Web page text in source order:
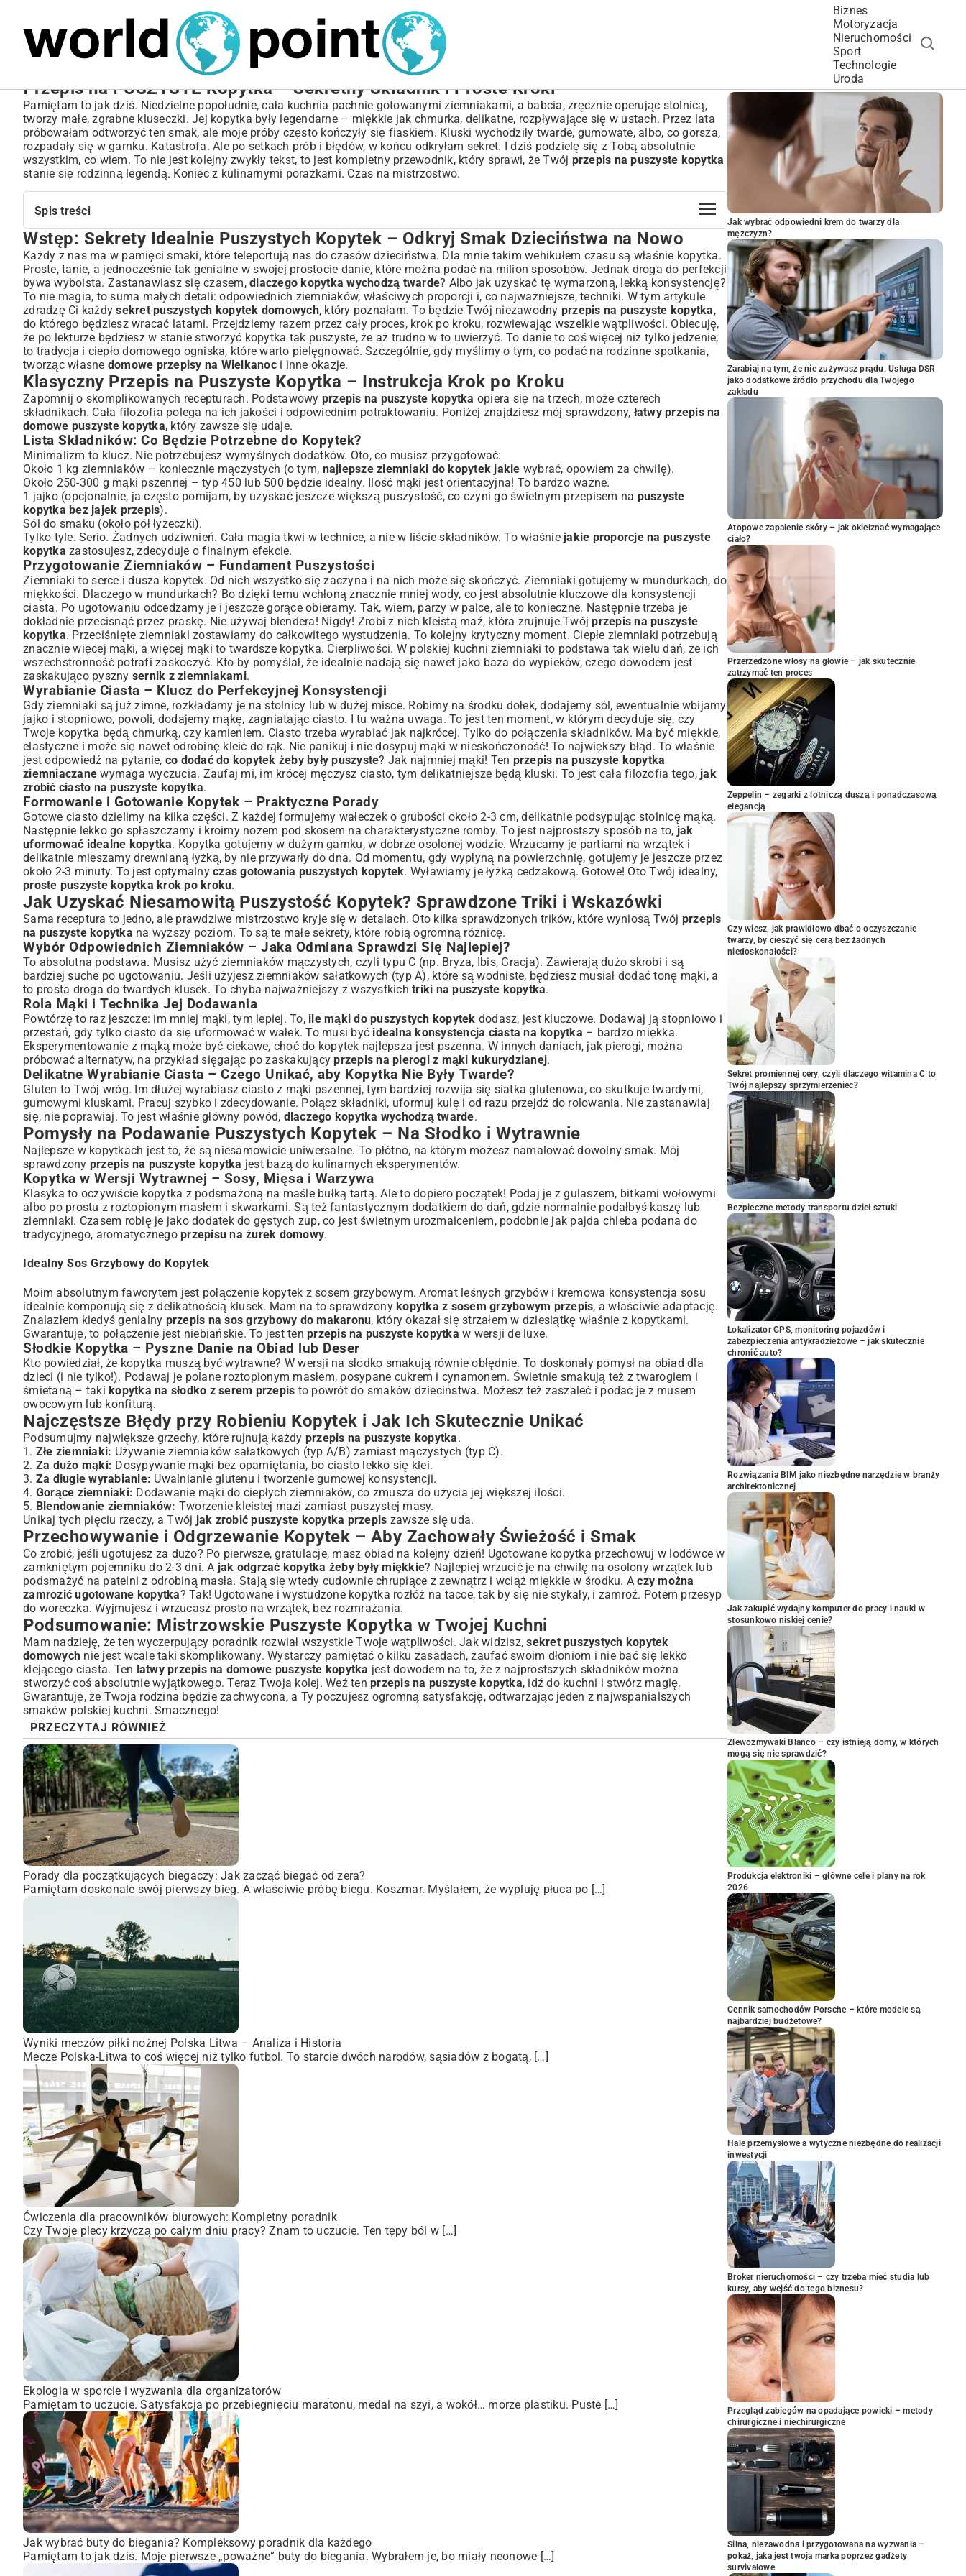
Biznes
Motoryzacja
Nieruchomości
Sport
Technologie
Uroda
Przepis na PUSZYSTE Kopytka – Sekretny Składnik i Proste Kroki
Pamiętam to jak dziś. Niedzielne popołudnie, cała kuchnia pachnie gotowanymi ziemniakami, a babcia, zręcznie operując stolnicą,
tworzy małe, zgrabne kluseczki. Jej kopytka były legendarne – miękkie jak chmurka, delikatne, rozpływające się w ustach. Przez lata
próbowałam odtworzyć ten smak, ale moje próby często kończyły się fiaskiem. Kluski wychodziły twarde, gumowate, albo, co gorsza,
rozpadały się w garnku. Katastrofa. Ale po setkach prób i błędów, w końcu odkryłam sekret. I dziś podzielę się z Tobą absolutnie
wszystkim, co wiem. To nie jest kolejny zwykły tekst, to jest kompletny przewodnik, który sprawi, że Twój przepis na puszyste kopytka
stanie się rodzinną legendą. Koniec z kulinarnymi porażkami. Czas na mistrzostwo.
Spis treści
Wstęp: Sekrety Idealnie Puszystych Kopytek – Odkryj Smak Dzieciństwa na Nowo
Klasyczny Przepis na Puszyste Kopytka – Instrukcja Krok po Kroku
Lista Składników: Co Będzie Potrzebne do Kopytek?
Przygotowanie Ziemniaków – Fundament Puszystości
Wyrabianie Ciasta – Klucz do Perfekcyjnej Konsystencji
Formowanie i Gotowanie Kopytek – Praktyczne Porady
Jak Uzyskać Niesamowitą Puszystość Kopytek? Sprawdzone Triki i Wskazówki
Wybór Odpowiednich Ziemniaków – Jaka Odmiana Sprawdzi Się Najlepiej?
Rola Mąki i Technika Jej Dodawania
Delikatne Wyrabianie Ciasta – Czego Unikać, aby Kopytka Nie Były Twarde?
Pomysły na Podawanie Puszystych Kopytek – Na Słodko i Wytrawnie
Kopytka w Wersji Wytrawnej – Sosy, Mięsa i Warzywa
Słodkie Kopytka – Pyszne Danie na Obiad lub Deser
Najczęstsze Błędy przy Robieniu Kopytek i Jak Ich Skutecznie Unikać
Przechowywanie i Odgrzewanie Kopytek – Aby Zachowały Świeżość i Smak
Podsumowanie: Mistrzowskie Puszyste Kopytka w Twojej Kuchni
Wstęp: Sekrety Idealnie Puszystych Kopytek – Odkryj Smak Dzieciństwa na Nowo
Każdy z nas ma w pamięci smaki, które teleportują nas do czasów dzieciństwa. Dla mnie takim wehikułem czasu są właśnie kopytka.
Proste, tanie, a jednocześnie tak genialne w swojej prostocie danie, które można podać na milion sposobów. Jednak droga do perfekcji
bywa wyboista. Zastanawiasz się czasem, dlaczego kopytka wychodzą twarde? Albo jak uzyskać tę wymarzoną, lekką konsystencję?
To nie magia, to suma małych detali: odpowiednich ziemniaków, właściwych proporcji i, co najważniejsze, techniki. W tym artykule
zdradzę Ci każdysekret puszystych kopytek domowych, który poznałam. To będzie Twój niezawodny przepis na puszyste kopytka,
do którego będziesz wracać latami. Przejdziemy razem przez cały proces, krok po kroku, rozwiewając wszelkie wątpliwości. Obiecuję,
że po lekturze będziesz w stanie stworzyć kopytka tak puszyste, że aż trudno w to uwierzyć. To danie to coś więcej niż tylko jedzenie;
to tradycja i ciepło domowego ogniska, które warto pielęgnować. Szczególnie, gdy myślimy o tym, co podać na rodzinne spotkania,
tworząc własne domowe przepisy na Wielkanoci inne okazje.
Klasyczny Przepis na Puszyste Kopytka – Instrukcja Krok po Kroku
Zapomnij o skomplikowanych recepturach. Podstawowy przepis na puszyste kopytka opiera się na trzech, może czterech
składnikach. Cała filozofia polega na ich jakości i odpowiednim potraktowaniu. Poniżej znajdziesz mój sprawdzony, łatwy przepis na
domowe puszyste kopytka, który zawsze się udaje.
Lista Składników: Co Będzie Potrzebne do Kopytek?
Minimalizm to klucz. Nie potrzebujesz wymyślnych dodatków. Oto, co musisz przygotować:
Około 1 kg ziemniaków – koniecznie mączystych (o tym, najlepsze ziemniaki do kopytek jakie wybrać, opowiem za chwilę).
Około 250-300 g mąki pszennej – typ 450 lub 500 będzie idealny. Ilość mąki jest orientacyjna! To bardzo ważne.
1 jajko (opcjonalnie, ja często pomijam, by uzyskać jeszcze większą puszystość, co czyni go świetnym przepisem na puszyste
kopytka bez jajek przepis).
Sól do smaku (około pół łyżeczki).
Tylko tyle. Serio. Żadnych udziwnień. Cała magia tkwi w technice, a nie w liście składników. To właśnie jakie proporcje na puszyste
kopytka zastosujesz, zdecyduje o finalnym efekcie.
Przygotowanie Ziemniaków – Fundament Puszystości
Ziemniaki to serce i dusza kopytek. Od nich wszystko się zaczyna i na nich może się skończyć. Ziemniaki gotujemy w mundurkach, do
miękkości. Dlaczego w mundurkach? Bo dzięki temu wchłoną znacznie mniej wody, co jest absolutnie kluczowe dla konsystencji
ciasta. Po ugotowaniu odcedzamy je i jeszcze gorące obieramy. Tak, wiem, parzy w palce, ale to konieczne. Następnie trzeba je
dokładnie przecisnąć przez praskę. Nie używaj blendera! Nigdy! Zrobi z nich kleistą maź, która zrujnuje Twójprzepis na puszyste
kopytka. Przeciśnięte ziemniaki zostawiamy do całkowitego wystudzenia. To kolejny krytyczny moment. Ciepłe ziemniaki potrzebują
znacznie więcej mąki, a więcej mąki to twardsze kopytka. Cierpliwości. W polskiej kuchni ziemniaki to podstawa tak wielu dań, że ich
wszechstronność potrafi zaskoczyć. Kto by pomyślał, że idealnie nadają się nawet jako baza do wypieków, czego dowodem jest
zaskakująco pyszny sernik z ziemniakami.
Wyrabianie Ciasta – Klucz do Perfekcyjnej Konsystencji
Gdy ziemniaki są już zimne, rozkładamy je na stolnicy lub w dużej misce. Robimy na środku dołek, dodajemy sól, ewentualnie wbijamy
jajko i stopniowo, powoli, dodajemy mąkę, zagniatając ciasto. I tu ważna uwaga. To jest ten moment, w którym decyduje się, czy
Twoje kopytka będą chmurką, czy kamieniem. Ciasto trzeba wyrabiać jak najkrócej. Tylko do połączenia składników. Ma być miękkie,
elastyczne i może się nawet odrobinę kleić do rąk. Nie panikuj i nie dosypuj mąki w nieskończoność! To największy błąd. To właśnie
jest odpowiedź na pytanie, co dodać do kopytek żeby były puszyste? Jak najmniej mąki! Ten przepis na puszyste kopytka
ziemniaczane wymaga wyczucia. Zaufaj mi, im krócej męczysz ciasto, tym delikatniejsze będą kluski. To jest cała filozofia tego, jak
zrobić ciasto na puszyste kopytka.
Formowanie i Gotowanie Kopytek – Praktyczne Porady
Gotowe ciasto dzielimy na kilka części. Z każdej formujemy wałeczek o grubości około 2-3 cm, delikatnie podsypując stolnicę mąką.
Następnie lekko go spłaszczamy i kroimy nożem pod skosem na charakterystyczne romby. To jest najprostszy sposób na to, jak
uformować idealne kopytka. Kopytka gotujemy w dużym garnku, w dobrze osolonej wodzie. Wrzucamy je partiami na wrzątek i
delikatnie mieszamy drewnianą łyżką, by nie przywarły do dna. Od momentu, gdy wypłyną na powierzchnię, gotujemy je jeszcze przez
około 2-3 minuty. To jest optymalny czas gotowania puszystych kopytek. Wyławiamy je łyżką cedzakową. Gotowe! Oto Twój idealny,
proste puszyste kopytka krok po kroku.
Jak Uzyskać Niesamowitą Puszystość Kopytek? Sprawdzone Triki i Wskazówki
Sama receptura to jedno, ale prawdziwe mistrzostwo kryje się w detalach. Oto kilka sprawdzonych trików, które wyniosą Twój przepis
na puszyste kopytka na wyższy poziom. To są te małe sekrety, które robią ogromną różnicę.
Wybór Odpowiednich Ziemniaków – Jaka Odmiana Sprawdzi Się Najlepiej?
To absolutna podstawa. Musisz użyć ziemniaków mączystych, czyli typu C (np. Bryza, Ibis, Gracja). Zawierają dużo skrobi i są
bardziej suche po ugotowaniu. Jeśli użyjesz ziemniaków sałatkowych (typ A), które są wodniste, będziesz musiał dodać tonę mąki, a
to prosta droga do twardych klusek. To chyba najważniejszy z wszystkich triki na puszyste kopytka.
Rola Mąki i Technika Jej Dodawania
Powtórzę to raz jeszcze: im mniej mąki, tym lepiej. To, ile mąki do puszystych kopytek dodasz, jest kluczowe. Dodawaj ją stopniowo i
przestań, gdy tylko ciasto da się uformować w wałek. To musi być idealna konsystencja ciasta na kopytka – bardzo miękka.
Eksperymentowanie z mąką może być ciekawe, choć do kopytek najlepsza jest pszenna. W innych daniach, jak pierogi, można
próbować alternatyw, na przykład sięgając po zaskakującyprzepis na pierogi z mąki kukurydzianej.
Delikatne Wyrabianie Ciasta – Czego Unikać, aby Kopytka Nie Były Twarde?
Gluten to Twój wróg. Im dłużej wyrabiasz ciasto z mąki pszennej, tym bardziej rozwija się siatka glutenowa, co skutkuje twardymi,
gumowymi kluskami. Pracuj szybko i zdecydowanie. Połącz składniki, uformuj kulę i od razu przejdź do rolowania. Nie zastanawiaj
się, nie poprawiaj. To jest właśnie główny powód, dlaczego kopytka wychodzą twarde.
Pomysły na Podawanie Puszystych Kopytek – Na Słodko i Wytrawnie
Najlepsze w kopytkach jest to, że są niesamowicie uniwersalne. To płótno, na którym możesz namalować dowolny smak. Mój
sprawdzony przepis na puszyste kopytka jest bazą do kulinarnych eksperymentów.
Kopytka w Wersji Wytrawnej – Sosy, Mięsa i Warzywa
Klasyka to oczywiście kopytka z podsmażoną na maśle bułką tartą. Ale to dopiero początek! Podaj je z gulaszem, bitkami wołowymi
albo po prostu z roztopionym masłem i skwarkami. Są też fantastycznym dodatkiem do dań, gdzie normalnie podałbyś kaszę lub
ziemniaki. Czasem robię je jako dodatek do gęstych zup, co jest świetnym urozmaiceniem, podobnie jak pajda chleba podana do
tradycyjnego, aromatycznego przepisu na żurek domowy.
Idealny Sos Grzybowy do Kopytek
Moim absolutnym faworytem jest połączenie kopytek z sosem grzybowym. Aromat leśnych grzybów i kremowa konsystencja sosu
idealnie komponują się z delikatnością klusek. Mam na to sprawdzony kopytka z sosem grzybowym przepis, a właściwie adaptację.
Znalazłem kiedyś genialny przepis na sos grzybowy do makaronu, który okazał się strzałem w dziesiątkę właśnie z kopytkami.
Gwarantuję, to połączenie jest niebiańskie. To jest ten przepis na puszyste kopytka w wersji de luxe.
Słodkie Kopytka – Pyszne Danie na Obiad lub Deser
Kto powiedział, że kopytka muszą być wytrawne? W wersji na słodko smakują równie obłędnie. To doskonały pomysł na obiad dla
dzieci (i nie tylko!). Podawaj je polane roztopionym masłem, posypane cukrem i cynamonem. Świetnie smakują też z twarogiem i
śmietaną – taki kopytka na słodko z serem przepis to powrót do smaków dzieciństwa. Możesz też zaszaleć i podać je z musem
owocowym lub konfiturą.
Najczęstsze Błędy przy Robieniu Kopytek i Jak Ich Skutecznie Unikać
Podsumujmy największe grzechy, które rujnują każdy przepis na puszyste kopytka.
1. Złe ziemniaki: Używanie ziemniaków sałatkowych (typ A/B) zamiast mączystych (typ C).
2. Za dużo mąki: Dosypywanie mąki bez opamiętania, bo ciasto lekko się klei.
3. Za długie wyrabianie: Uwalnianie glutenu i tworzenie gumowej konsystencji.
4. Gorące ziemniaki: Dodawanie mąki do ciepłych ziemniaków, co zmusza do użycia jej większej ilości.
5. Blendowanie ziemniaków: Tworzenie kleistej mazi zamiast puszystej masy.
Unikaj tych pięciu rzeczy, a Twój jak zrobić puszyste kopytka przepis zawsze się uda.
Przechowywanie i Odgrzewanie Kopytek – Aby Zachowały Świeżość i Smak
Co zrobić, jeśli ugotujesz za dużo? Po pierwsze, gratulacje, masz obiad na kolejny dzień! Ugotowane kopytka przechowuj w lodówce w
zamkniętym pojemniku do 2-3 dni. A jak odgrzać kopytka żeby były miękkie? Najlepiej wrzucić je na chwilę na osolony wrzątek lub
podsmażyć na patelni z odrobiną masła. Stają się wtedy cudownie chrupiące z zewnątrz i wciąż miękkie w środku. Aczy można
zamrozić ugotowane kopytka? Tak! Ugotowane i wystudzone kopytka rozłóż na tacce, tak by się nie stykały, i zamroź. Potem przesyp
do woreczka. Wyjmujesz i wrzucasz prosto na wrzątek, bez rozmrażania.
Podsumowanie: Mistrzowskie Puszyste Kopytka w Twojej Kuchni
Mam nadzieję, że ten wyczerpujący poradnik rozwiał wszystkie Twoje wątpliwości. Jak widzisz,sekret puszystych kopytek
domowych nie jest wcale taki skomplikowany. Wystarczy pamiętać o kilku zasadach, zaufać swoim dłoniom i nie bać się lekko
klejącego ciasta. Ten łatwy przepis na domowe puszyste kopytka jest dowodem na to, że z najprostszych składników można
stworzyć coś absolutnie wyjątkowego. Teraz Twoja kolej. Weź ten przepis na puszyste kopytka, idź do kuchni i stwórz magię.
Gwarantuję, że Twoja rodzina będzie zachwycona, a Ty poczujesz ogromną satysfakcję, odtwarzając jeden z najwspanialszych
smaków polskiej kuchni. Smacznego!
PRZECZYTAJ RÓWNIEŻ
Porady dla początkujących biegaczy: Jak zacząć biegać od zera?
Pamiętam doskonale swój pierwszy bieg. A właściwie próbę biegu. Koszmar. Myślałem, że wypluję płuca po […]
Wyniki meczów piłki nożnej Polska Litwa – Analiza i Historia
Mecze Polska-Litwa to coś więcej niż tylko futbol. To starcie dwóch narodów, sąsiadów z bogatą, […]
Ćwiczenia dla pracowników biurowych: Kompletny poradnik
Czy Twoje plecy krzyczą po całym dniu pracy? Znam to uczucie. Ten tępy ból w […]
Ekologia w sporcie i wyzwania dla organizatorów
Pamiętam to uczucie. Satysfakcja po przebiegnięciu maratonu, medal na szyi, a wokół… morze plastiku. Puste […]
Jak wybrać buty do biegania? Kompleksowy poradnik dla każdego
Pamiętam to jak dziś. Moje pierwsze „poważne” buty do biegania. Wybrałem je, bo miały neonowe […]
POPULARNE ARTYKUŁY
Jak wybrać odpowiedni krem do twarzy dla
mężczyzn?
Zarabiaj na tym, że nie zużywasz prądu. Usługa DSR
jako dodatkowe źródło przychodu dla Twojego
zakładu
Atopowe zapalenie skóry – jak okiełznać wymagające
ciało?
Przerzedzone włosy na głowie – jak skutecznie
zatrzymać ten proces
Zeppelin – zegarki z lotniczą duszą i ponadczasową
elegancją
Czy wiesz, jak prawidłowo dbać o oczyszczanie
twarzy, by cieszyć się cerą bez żadnych
niedoskonałości?
Sekret promiennej cery, czyli dlaczego witamina C to
Twój najlepszy sprzymierzeniec?
Bezpieczne metody transportu dzieł sztuki
Lokalizator GPS, monitoring pojazdów i
zabezpieczenia antykradzieżowe – jak skutecznie
chronić auto?
Rozwiązania BIM jako niezbędne narzędzie w branży
architektonicznej
Jak zakupić wydajny komputer do pracy i nauki w
stosunkowo niskiej cenie?
Zlewozmywaki Blanco – czy istnieją domy, w których
mogą się nie sprawdzić?
Produkcja elektroniki – główne cele i plany na rok
2026
Cennik samochodów Porsche – które modele są
najbardziej budżetowe?
Hale przemysłowe a wytyczne niezbędne do realizacji
inwestycji
Broker nieruchomości – czy trzeba mieć studia lub
kursy, aby wejść do tego biznesu?
Przegląd zabiegów na opadające powieki – metody
chirurgiczne i niechirurgiczne
Silna, niezawodna i przygotowana na wyzwania –
pokaż, jaka jest twoja marka poprzez gadżety
survivalowe